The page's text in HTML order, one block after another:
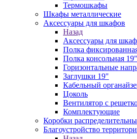
Термошкафы
Шкафы металлические
Аксессуары для шкафов
Назад
Аксессуары для
Полка
Полка консольная 19"
Горизонтальные
Заглушки 19"
Кабельный
Цоколь
Вентилятор с
Комплектующие
Коробки
Благоустройство